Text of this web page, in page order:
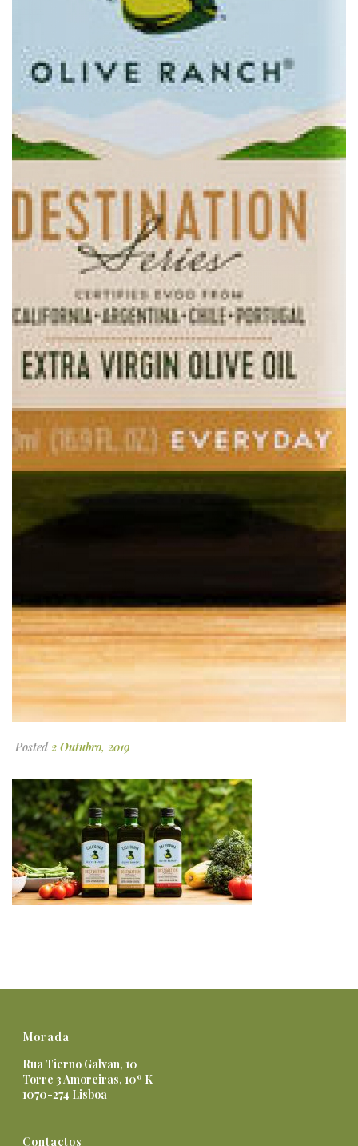
Posted 2 Outubro, 2019
Morada
Rua Tierno Galvan, 10
Torre 3 Amoreiras, 10º K
1070-274 Lisboa
Contactos